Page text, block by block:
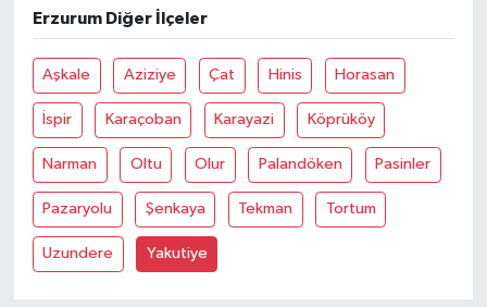
Erzurum Diğer İlçeler
Aşkale Aziziye Çat Hinis Horasan
İspir Karaçoban Karayazi Köprüköy
Narman Oltu Olur Palandöken Pasinler
Pazaryolu Şenkaya Tekman Tortum
Uzundere Yakutiye